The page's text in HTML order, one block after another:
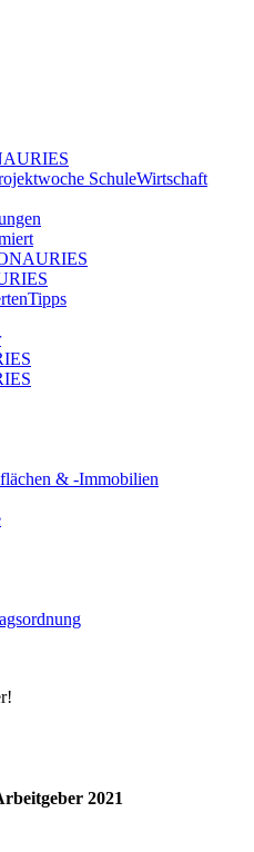
SchuleWirtschaft
& -Immobilien
2021